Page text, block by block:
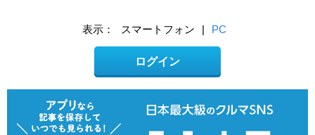
表示： スマートフォン | PC
ログイン